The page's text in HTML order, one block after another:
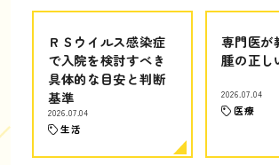
ＲＳウイルス感染症
で入院を検討すべき
具体的な目安と判断
基準
2026.07.04
生活
専門医が
腫の正し
2026.07.04
医療